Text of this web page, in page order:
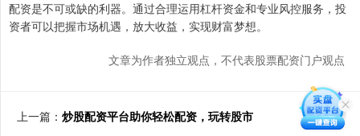
配资是不可或缺的利器。通过合理运用杠杆资金和专业风控服务，投
资者可以把握市场机遇，放大收益，实现财富梦想。
文章为作者独立观点，不代表股票配资门户观点
上一篇： 炒股配资平台助你轻松配资，玩转股市